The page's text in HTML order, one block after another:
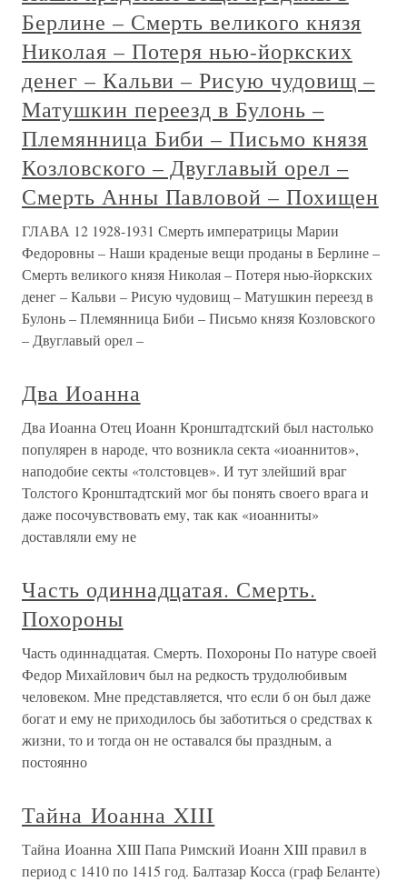
Берлине – Смерть великого князя
Николая – Потеря нью-йоркских
денег – Кальви – Рисую чудовищ –
Матушкин переезд в Булонь –
Племянница Биби – Письмо князя
Козловского – Двуглавый орел –
Смерть Анны Павловой – Похищен
ГЛАВА 12 1928-1931 Смерть императрицы Марии
Федоровны – Наши краденые вещи проданы в Берлине –
Смерть великого князя Николая – Потеря нью-йоркских
денег – Кальви – Рисую чудовищ – Матушкин переезд в
Булонь – Племянница Биби – Письмо князя Козловского
– Двуглавый орел –
Два Иоанна
Два Иоанна Отец Иоанн Кронштадтский был настолько
популярен в народе, что возникла секта «иоаннитов»,
наподобие секты «толстовцев». И тут злейший враг
Толстого Кронштадтский мог бы понять своего врага и
даже посочувствовать ему, так как «иоанниты»
доставляли ему не
Часть одиннадцатая. Смерть.
Похороны
Часть одиннадцатая. Смерть. Похороны По натуре своей
Федор Михайлович был на редкость трудолюбивым
человеком. Мне представляется, что если б он был даже
богат и ему не приходилось бы заботиться о средствах к
жизни, то и тогда он не оставался бы праздным, а
постоянно
Тайна Иоанна XIII
Тайна Иоанна XIII Папа Римский Иоанн XIII правил в
период с 1410 по 1415 год. Балтазар Косса (граф Беланте)